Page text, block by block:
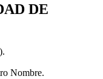
DE
Nombre.